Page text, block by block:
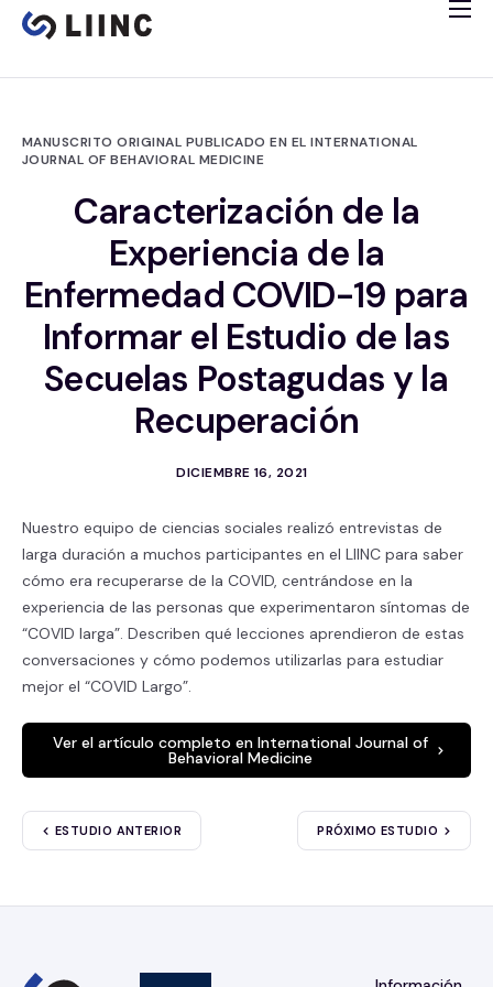
Estudio
Ensayos clínicos
MANUSCRITO ORIGINAL PUBLICADO EN EL INTERNATIONAL
JOURNAL OF BEHAVIORAL MEDICINE
Caracterización de la
Experiencia de la
Enfermedad COVID-19 para
Informar el Estudio de las
Secuelas Postagudas y la
Recuperación
DICIEMBRE 16, 2021
Nuestro equipo de ciencias sociales realizó entrevistas de
larga duración a muchos participantes en el LIINC para saber
cómo era recuperarse de la COVID, centrándose en la
experiencia de las personas que experimentaron síntomas de
“COVID larga”. Describen qué lecciones aprendieron de estas
conversaciones y cómo podemos utilizarlas para estudiar
mejor el “COVID Largo”.
Ver el artículo completo en International Journal of
Behavioral Medicine
ESTUDIO ANTERIOR PRÓXIMO ESTUDIO